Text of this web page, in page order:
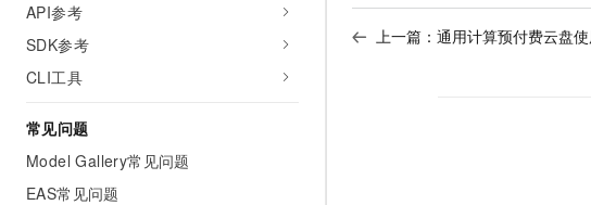
API参考
SDK参考
CLI工具
常见问题
Model Gallery常见问题
EAS常见问题
上一篇： 通用计算预付费云盘